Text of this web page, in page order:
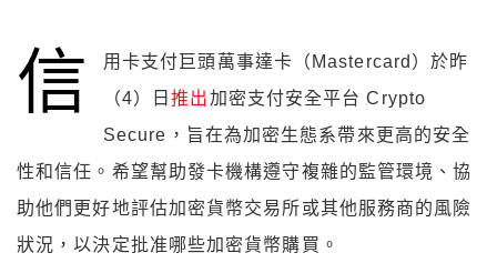
信
用卡支付巨頭萬事達卡（Mastercard）於昨
（4）日推出加密支付安全平台 Crypto
Secure，旨在為加密生態系帶來更高的安全
性和信任。希望幫助發卡機構遵守複雜的監管環境、協
助他們更好地評估加密貨幣交易所或其他服務商的風險
狀況，以決定批准哪些加密貨幣購買。